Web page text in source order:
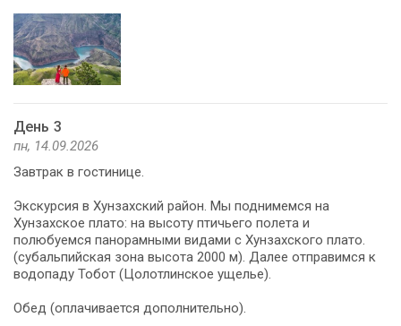
День 3
пн, 14.09.2026
Завтрак в гостинице.
Экскурсия в Хунзахский район. Мы поднимемся на
Хунзахское плато: на высоту птичьего полета и
полюбуемся панорамными видами с Хунзахского плато.
(субальпийская зона высота 2000 м). Далее отправимся к
водопаду Тобот (Цолотлинское ущелье).
Обед (оплачивается дополнительно).